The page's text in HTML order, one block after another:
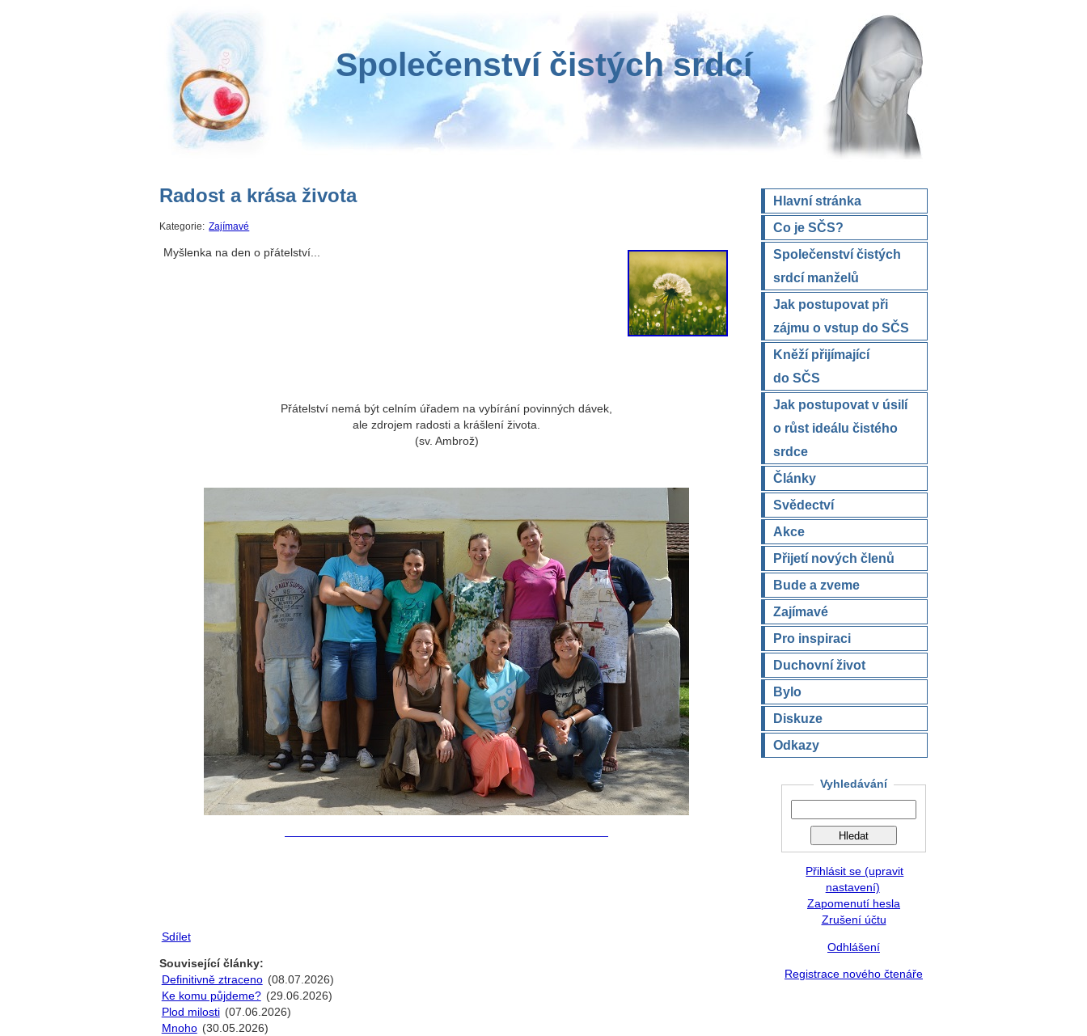
Společenství čistých srdcí
Hlavní stránka
Co je SČS?
Společenství čistých
srdcí manželů
Jak postupovat při
zájmu o vstup do SČS
Kněží přijímající
do SČS
Jak postupovat v úsilí
o růst ideálu čistého
srdce
Články
Svědectví
Akce
Přijetí nových členů
Bude a zveme
Zajímavé
Pro inspiraci
Duchovní život
Bylo
Diskuze
Odkazy
Radost a krása života
Kategorie: Zajímavé
Myšlenka na den o přátelství...
Přátelství nemá být celním úřadem na vybírání povinných dávek,
ale zdrojem radosti a krášlení života.
(sv. Ambrož)
Sdílet
Související články:
Definitivně ztraceno (08.07.2026)
Ke komu půjdeme? (29.06.2026)
Plod milosti (07.06.2026)
Mnoho (30.05.2026)
Vyhledávání
Přihlásit se (upravit
nastavení)
Zapomenutí hesla
Zrušení účtu
Odhlášení
Registrace nového čtenáře